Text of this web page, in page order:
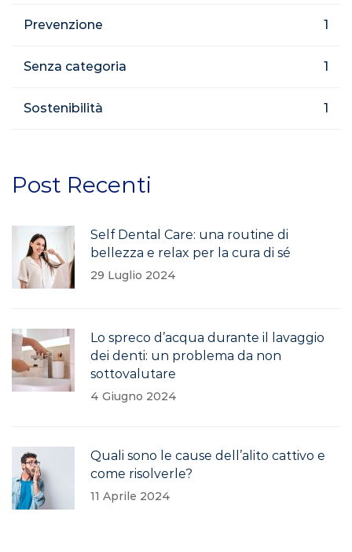
Prevenzione 1
Senza categoria 1
Sostenibilità 1
Post Recenti
Self Dental Care: una routine di
bellezza e relax per la cura di sé
29 Luglio 2024
Lo spreco d’acqua durante il lavaggio
dei denti: un problema da non
sottovalutare
4 Giugno 2024
Quali sono le cause dell’alito cattivo e
come risolverle?
11 Aprile 2024